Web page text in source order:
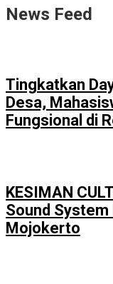
News Feed
Tingkatkan
Desa,
Fungsional di
KESIMAN
Sound System
Mojokerto